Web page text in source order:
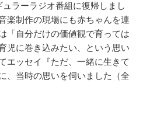
ラーラジオ番組に復帰しまし
楽制作の現場にも赤ちゃんを連
「自分だけの価値観で育っては
児に巻き込みたい、という思い
エッセイ『ただ、一緒に生きて
、当時の思いを伺いました（全